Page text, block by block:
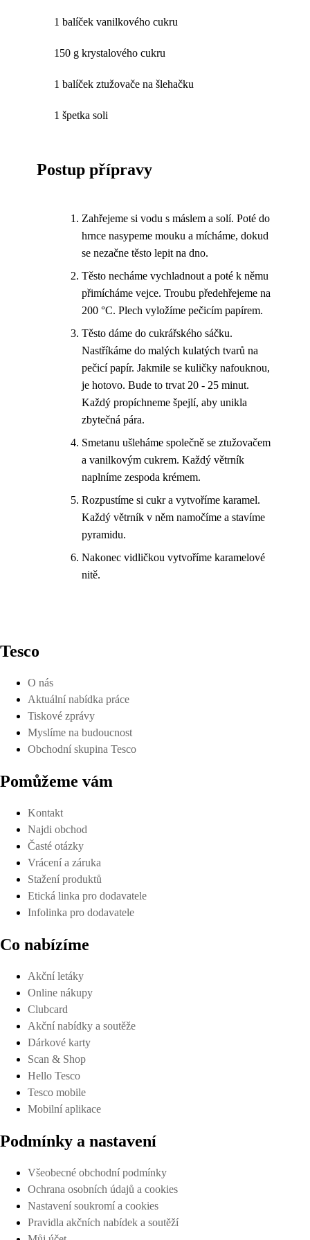
1 balíček vanilkového cukru
150 g krystalového cukru
1 balíček ztužovače na šlehačku
1 špetka soli
Postup přípravy
Zahřejeme si vodu s máslem a solí. Poté do
hrnce nasypeme mouku a mícháme, dokud
se nezačne těsto lepit na dno.
Těsto necháme vychladnout a poté k němu
přimícháme vejce. Troubu předehřejeme na
200 °C. Plech vyložíme pečicím papírem.
Těsto dáme do cukrářského sáčku.
Nastříkáme do malých kulatých tvarů na
pečicí papír. Jakmile se kuličky nafouknou,
je hotovo. Bude to trvat 20 - 25 minut.
Každý propíchneme špejlí, aby unikla
zbytečná pára.
Smetanu ušleháme společně se ztužovačem
a vanilkovým cukrem. Každý větrník
naplníme zespoda krémem.
Rozpustíme si cukr a vytvoříme karamel.
Každý větrník v něm namočíme a stavíme
pyramidu.
Nakonec vidličkou vytvoříme karamelové
nitě.
Tesco
O nás
Aktuální nabídka práce
Tiskové zprávy
Myslíme na budoucnost
Obchodní skupina Tesco
Pomůžeme vám
Kontakt
Najdi obchod
Časté otázky
Vrácení a záruka
Stažení produktů
Etická linka pro dodavatele
Infolinka pro dodavatele
Co nabízíme
Akční letáky
Online nákupy
Clubcard
Akční nabídky a soutěže
Dárkové karty
Scan & Shop
Hello Tesco
Tesco mobile
Mobilní aplikace
Podmínky a nastavení
Všeobecné obchodní podmínky
Ochrana osobních údajů a cookies
Nastavení soukromí a cookies
Pravidla akčních nabídek a soutěží